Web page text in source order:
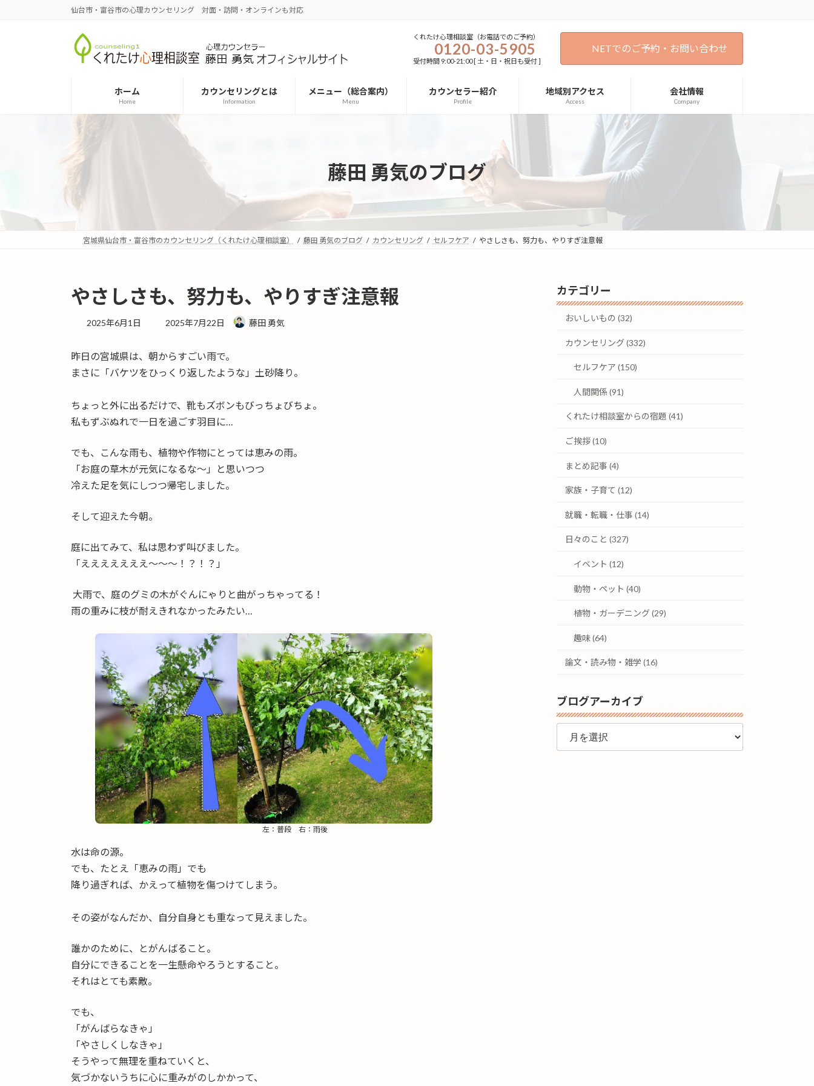
仙台市・富谷市の心理カウンセリング 対面・訪問・オンラインも対応
くれたけ心理相談室（お電話でのご予約）
0120-03-5905
受付時間 9:00-21:00 [ 土・日・祝日も受付 ]
NETでのご予約・お問い合わせ
ホーム
Home
カウンセリングとは
Information
メニュー（総合案内）
Menu
カウンセラー紹介
Profile
地域別アクセス
Access
会社情報
Company
藤田 勇気のブログ
宮城県仙台市・富谷市のカウンセリング（くれたけ心理相談室） 藤田 勇気のブログ カウンセリング セルフケア やさしさも、努力も、やりすぎ注意報
やさしさも、努力も、やりすぎ注意報
2025年6月1日
最
新
日
2025年7月22日 藤田 勇気
昨日の宮城県は、朝からすごい雨で。
まさに「バケツをひっくり返したような」土砂降り。
ちょっと外に出るだけで、靴もズボンもびっちょびちょ。
私もずぶぬれで一日を過ごす羽目に…
でも、こんな雨も、植物や作物にとっては恵みの雨。
「お庭の草木が元気になるな～」と思いつつ
冷えた足を気にしつつ帰宅しました。
そして迎えた今朝。
庭に出てみて、私は思わず叫びました。
「えええええええ～～～！？！？」
大雨で、庭のグミの木がぐんにゃりと曲がっちゃってる！
雨の重みに枝が耐えきれなかったみたい…
左：普段 右：雨後
水は命の源。
でも、たとえ「恵みの雨」でも
降り過ぎれば、かえって植物を傷つけてしまう。
その姿がなんだか、自分自身とも重なって見えました。
誰かのために、とがんばること。
自分にできることを一生懸命やろうとすること。
それはとても素敵。
でも、
「がんばらなきゃ」
「やさしくしなきゃ」
そうやって無理を重ねていくと、
気づかないうちに心に重みがのしかかって、
カテゴリー
おいしいもの (32)
カウンセリング (332)
セルフケア (150)
人間関係 (91)
くれたけ相談室からの宿題 (41)
ご挨拶 (10)
まとめ記事 (4)
家族・子育て (12)
就職・転職・仕事 (14)
日々のこと (327)
イベント (12)
動物・ペット (40)
植物・ガーデニング (29)
趣味 (64)
論文・読み物・雑学 (16)
ブログアーカイブ
ブ
グ